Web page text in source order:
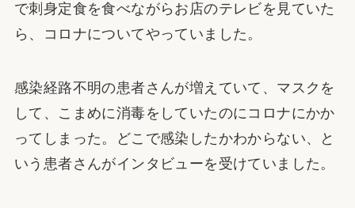
で刺身定食を食べながらお店のテレビを見ていた
ら、コロナについてやっていました。
感染経路不明の患者さんが増えていて、マスクを
して、こまめに消毒をしていたのにコロナにかか
ってしまった。どこで感染したかわからない、と
いう患者さんがインタビューを受けていました。